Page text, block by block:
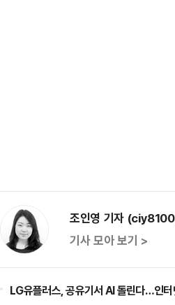
조인영 기자
기사 모아 보기 >
LG유플러스, 공유기서 AI 돌린다…인터